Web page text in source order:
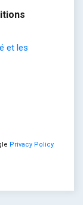
et les
Privacy Policy